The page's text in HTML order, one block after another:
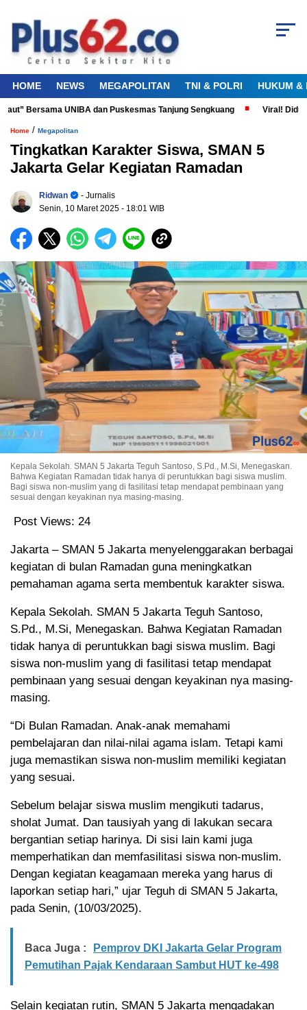
HOME NEWS MEGAPOLITAN TNI & POLRI HUKUM &
Bersama UNIBA dan Puskesmas Tanjung Sengkuang Viral! Diduga
Home / Megapolitan
Tingkatkan Karakter Siswa, SMAN 5
Jakarta Gelar Kegiatan Ramadan
Ridwan
- Jurnalis
Senin, 10 Maret 2025 - 18:01 WIB
Kepala Sekolah. SMAN 5 Jakarta Teguh Santoso, S.Pd., M.Si, Menegaskan.
Bahwa Kegiatan Ramadan tidak hanya di peruntukkan bagi siswa muslim.
Bagi siswa non-muslim yang di fasilitasi tetap mendapat pembinaan yang
sesuai dengan keyakinan nya masing-masing.
Post Views: 24
Jakarta – SMAN 5 Jakarta menyelenggarakan berbagai
kegiatan di bulan Ramadan guna meningkatkan
pemahaman agama serta membentuk karakter siswa.
Kepala Sekolah. SMAN 5 Jakarta Teguh Santoso,
S.Pd., M.Si, Menegaskan. Bahwa Kegiatan Ramadan
tidak hanya di peruntukkan bagi siswa muslim. Bagi
siswa non-muslim yang di fasilitasi tetap mendapat
pembinaan yang sesuai dengan keyakinan nya masing-
masing.
“Di Bulan Ramadan. Anak-anak memahami
pembelajaran dan nilai-nilai agama islam. Tetapi kami
juga memastikan siswa non-muslim memiliki kegiatan
yang sesuai.
Sebelum belajar siswa muslim mengikuti tadarus,
sholat Jumat. Dan tausiyah yang di lakukan secara
bergantian setiap harinya. Di sisi lain kami juga
memperhatikan dan memfasilitasi siswa non-muslim.
Dengan kegiatan keagamaan mereka yang harus di
laporkan setiap hari,” ujar Teguh di SMAN 5 Jakarta,
pada Senin, (10/03/2025).
Baca Juga :
Pemprov DKI Jakarta Gelar Program
Pemutihan Pajak Kendaraan Sambut HUT ke-498
Selain kegiatan rutin, SMAN 5 Jakarta mengadakan